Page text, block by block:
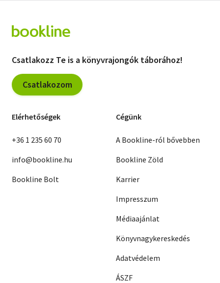
Csatlakozz Te is a könyvrajongók táborához!
Csatlakozom
Elérhetőségek
+36 1 235 60 70
info@bookline.hu
Bookline Bolt
Cégünk
A Bookline-ról bővebben
Bookline Zöld
Karrier
Impresszum
Médiaajánlat
Könyvnagykereskedés
Adatvédelem
ÁSZF